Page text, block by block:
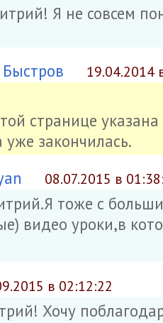
Я не совсем
19.04.2014
странице
уже закончилась.
08.07.2015 в
тоже с
видео уроки,в
в 02:12:22
Хочу